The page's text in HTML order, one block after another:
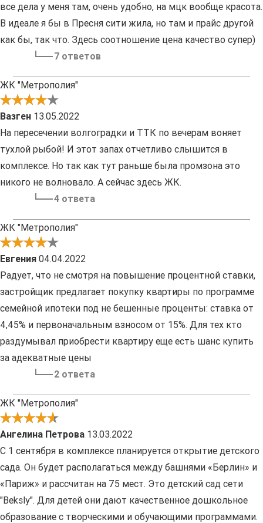
все дела у меня там, очень удобно, на мцк вообще красота.
В идеале я бы в Пресня сити жила, но там и прайс другой
как бы, так что. Здесь соотношение цена качество супер)
7 ответов
ЖК "Метрополия"
Вазген 13.05.2022
На пересечении волгоградки и ТТК по вечерам воняет
тухлой рыбой! И этот запах отчетливо слышится в
комплексе. Но так как тут раньше была промзона это
никого не волновало. А сейчас здесь ЖК.
4 ответа
ЖК "Метрополия"
Евгения 04.04.2022
Радует, что не смотря на повышение процентной ставки,
застройщик предлагает покупку квартиры по программе
семейной ипотеки под не бешенные проценты: ставка от
4,45% и первоначальным взносом от 15%. Для тех кто
раздумывал приобрести квартиру еще есть шанс купить
за адекватные цены
2 ответа
ЖК "Метрополия"
Ангелина Петрова 13.03.2022
С 1 сентября в комплексе планируется открытие детского
сада. Он будет располагаться между башнями «Берлин» и
«Париж» и рассчитан на 75 мест. Это детский сад сети
"Beksly". Для детей они дают качественное дошкольное
образование с творческими и обучающими программами.